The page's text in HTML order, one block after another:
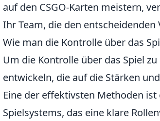
auf den CSGO-Karten meistern,
Ihr Team, die den
Wie man die Kontrolle über das
Um die Kontrolle über das Spiel
entwickeln, die auf die Stärken
Eine der effektivsten Methoden
Spielsystems, das eine klare